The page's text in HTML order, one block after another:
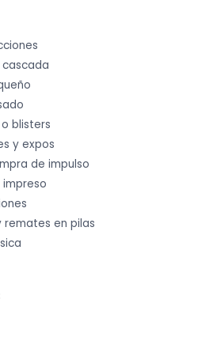
cascada
blisters
y expos
de impulso
impreso
en pilas